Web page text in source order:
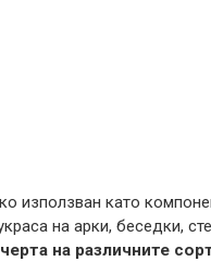
използван като
на арки, беседки,
на различните